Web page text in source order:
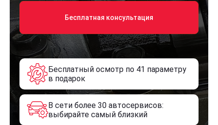
Бесплатная консультация
Бесплатный осмотр по 41 параметру
в подарок
В сети более 30 автосервисов:
выбирайте самый близкий